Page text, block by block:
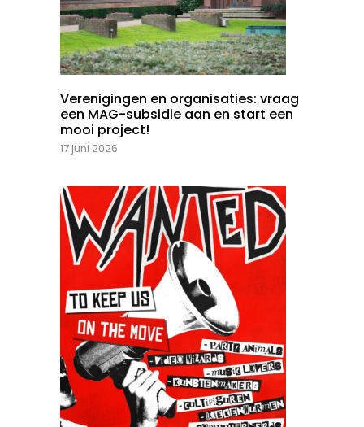
Verenigingen en organisaties: vraag
een MAG-subsidie aan en start een
mooi project!
17 juni 2026